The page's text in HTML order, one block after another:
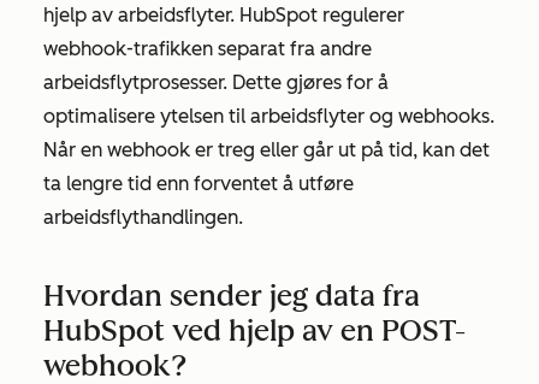
hjelp av arbeidsflyter. HubSpot regulerer
webhook-trafikken separat fra andre
arbeidsflytprosesser. Dette gjøres for å
optimalisere ytelsen til arbeidsflyter og webhooks.
Når en webhook er treg eller går ut på tid, kan det
ta lengre tid enn forventet å utføre
arbeidsflythandlingen.
Hvordan sender jeg data fra
HubSpot ved hjelp av en POST-
webhook?